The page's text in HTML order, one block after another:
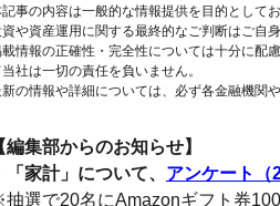
事の内容は一般的な情報提供を目的として
や資産運用に関する最終的なご判断はご自
情報の正確性・完全性については十分に配
社は一切の責任を負いません。
の情報や詳細については、必ず各金融機関
編集部からのお知らせ】
「家計」について、 アンケート（
選で20名にAmazonギフト券